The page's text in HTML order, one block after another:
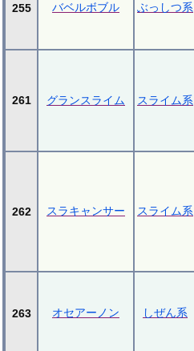
255 バベルボブル ぶっしつ系
261 グランスライム スライム系
262 スラキャンサー スライム系
263 オセアーノン しぜん系